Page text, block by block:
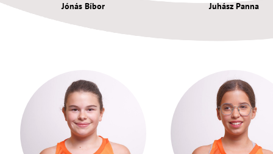
Jónás Bíbor Juhász Panna